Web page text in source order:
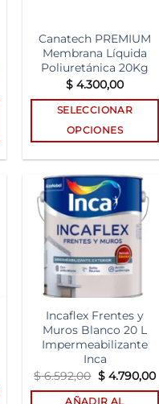
Canatech PREMIUM
Membrana Líquida
Poliuretánica 20Kg
$ 4.300,00
SELECCIONAR
OPCIONES
tiene
múltiples
variantes.
Las
opciones
pueden
elegir
en
la
página
de
Add to
wishlist
Incaflex Frentes y
Muros Blanco 20 L
Impermeabilizante
Inca
$6.592,00 El
precio
original
$4.790,00El